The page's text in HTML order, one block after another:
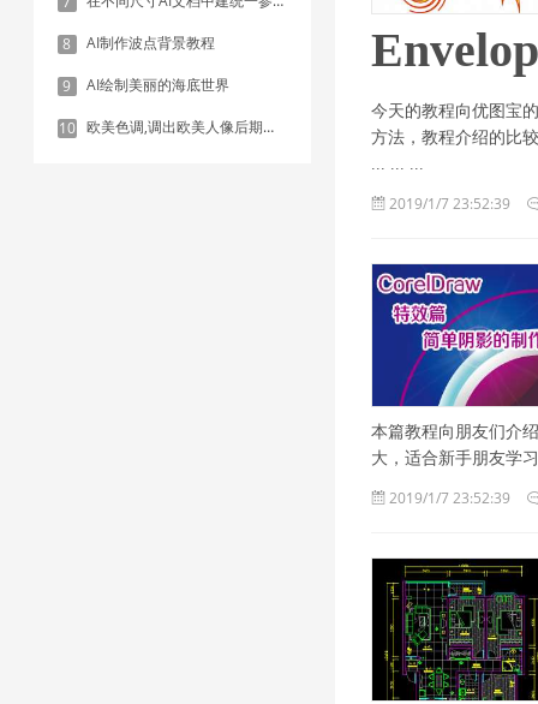
8 AI制作波点背景教程
9 AI绘制美丽的海底世界
10 欧美色调,调出欧美人像后期色调实例
今天的教程向优图宝
方法，教程介绍的比
... ... ...
2019/1/7 23:52:39
本篇教程向朋友们介
大，适合新手朋友学
2019/1/7 23:52:39